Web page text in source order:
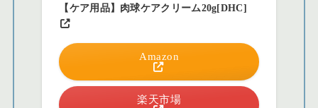
【ケア用品】肉球ケアクリーム20g[DHC]
Amazon
楽天市場